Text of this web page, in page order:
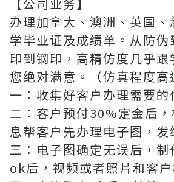
办理加拿大、澳洲、英国、
学毕业证及成绩单。从防伪
印到钢印，高精仿度几乎跟
您绝对满意。（仿真程度高
一：收集好客户办理需要的
二：客户预付30%定金后
息帮客户先办理电子图，发
三：电子图确定无误后，制
ok后，视频或者照片和客